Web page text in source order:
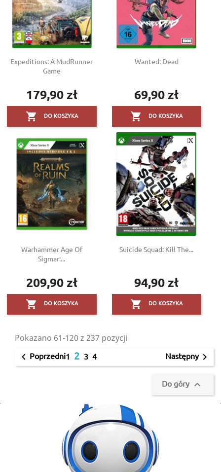
Expeditions: A MudRunner
Game
Cena
179,90 zł
 DO KOSZYKA
Wanted: Dead
Cena
69,90 zł
 DO KOSZYKA
Warhammer Age Of
Sigmar:...
Cena
209,90 zł
 DO KOSZYKA
Suicide Squad: Kill The...
Cena
94,90 zł
 DO KOSZYKA
Pokazano 61-120 z 237 pozycji
 Poprzedni1 2 3 4 Następny
Do góry 